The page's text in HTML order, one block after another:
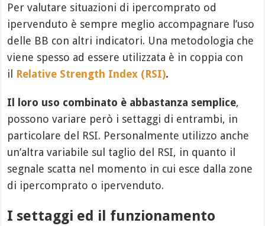
Per valutare situazioni di ipercomprato od
ipervenduto è sempre meglio accompagnare l’uso
delle BB con altri indicatori. Una metodologia che
viene spesso ad essere utilizzata è in coppia con
il Relative Strength Index (RSI).
Il loro uso combinato è abbastanza semplice,
possono variare però i settaggi di entrambi, in
particolare del RSI. Personalmente utilizzo anche
un’altra variabile sul taglio del RSI, in quanto il
segnale scatta nel momento in cui esce dalla zone
di ipercomprato o ipervenduto.
I settaggi ed il funzionamento